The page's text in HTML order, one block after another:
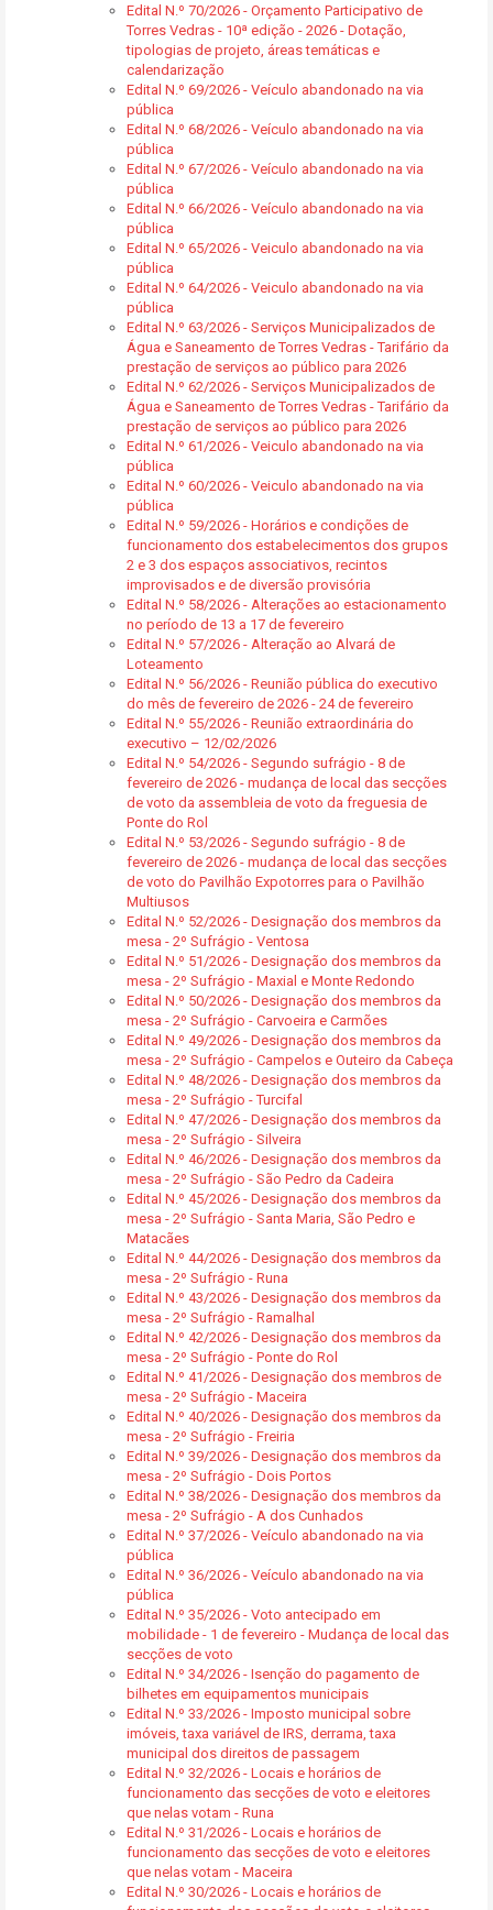
Edital N.º 70/2026 - Orçamento Participativo de
Torres Vedras - 10ª edição - 2026 - Dotação,
tipologias de projeto, áreas temáticas e
calendarização
Edital N.º 69/2026 - Veículo abandonado na via
pública
Edital N.º 68/2026 - Veículo abandonado na via
pública
Edital N.º 67/2026 - Veículo abandonado na via
pública
Edital N.º 66/2026 - Veículo abandonado na via
pública
Edital N.º 65/2026 - Veiculo abandonado na via
pública
Edital N.º 64/2026 - Veiculo abandonado na via
pública
Edital N.º 63/2026 - Serviços Municipalizados de
Água e Saneamento de Torres Vedras - Tarifário da
prestação de serviços ao público para 2026
Edital N.º 62/2026 - Serviços Municipalizados de
Água e Saneamento de Torres Vedras - Tarifário da
prestação de serviços ao público para 2026
Edital N.º 61/2026 - Veiculo abandonado na via
pública
Edital N.º 60/2026 - Veiculo abandonado na via
pública
Edital N.º 59/2026 - Horários e condições de
funcionamento dos estabelecimentos dos grupos
2 e 3 dos espaços associativos, recintos
improvisados e de diversão provisória
Edital N.º 58/2026 - Alterações ao estacionamento
no período de 13 a 17 de fevereiro
Edital N.º 57/2026 - Alteração ao Alvará de
Loteamento
Edital N.º 56/2026 - Reunião pública do executivo
do mês de fevereiro de 2026 - 24 de fevereiro
Edital N.º 55/2026 - Reunião extraordinária do
executivo – 12/02/2026
Edital N.º 54/2026 - Segundo sufrágio - 8 de
fevereiro de 2026 - mudança de local das secções
de voto da assembleia de voto da freguesia de
Ponte do Rol
Edital N.º 53/2026 - Segundo sufrágio - 8 de
fevereiro de 2026 - mudança de local das secções
de voto do Pavilhão Expotorres para o Pavilhão
Multiusos
Edital N.º 52/2026 - Designação dos membros da
mesa - 2º Sufrágio - Ventosa
Edital N.º 51/2026 - Designação dos membros da
mesa - 2º Sufrágio - Maxial e Monte Redondo
Edital N.º 50/2026 - Designação dos membros da
mesa - 2º Sufrágio - Carvoeira e Carmões
Edital N.º 49/2026 - Designação dos membros da
mesa - 2º Sufrágio - Campelos e Outeiro da Cabeça
Edital N.º 48/2026 - Designação dos membros da
mesa - 2º Sufrágio - Turcifal
Edital N.º 47/2026 - Designação dos membros da
mesa - 2º Sufrágio - Silveira
Edital N.º 46/2026 - Designação dos membros da
mesa - 2º Sufrágio - São Pedro da Cadeira
Edital N.º 45/2026 - Designação dos membros da
mesa - 2º Sufrágio - Santa Maria, São Pedro e
Matacães
Edital N.º 44/2026 - Designação dos membros da
mesa - 2º Sufrágio - Runa
Edital N.º 43/2026 - Designação dos membros da
mesa - 2º Sufrágio - Ramalhal
Edital N.º 42/2026 - Designação dos membros da
mesa - 2º Sufrágio - Ponte do Rol
Edital N.º 41/2026 - Designação dos membros de
mesa - 2º Sufrágio - Maceira
Edital N.º 40/2026 - Designação dos membros da
mesa - 2º Sufrágio - Freiria
Edital N.º 39/2026 - Designação dos membros da
mesa - 2º Sufrágio - Dois Portos
Edital N.º 38/2026 - Designação dos membros da
mesa - 2º Sufrágio - A dos Cunhados
Edital N.º 37/2026 - Veículo abandonado na via
pública
Edital N.º 36/2026 - Veículo abandonado na via
pública
Edital N.º 35/2026 - Voto antecipado em
mobilidade - 1 de fevereiro - Mudança de local das
secções de voto
Edital N.º 34/2026 - Isenção do pagamento de
bilhetes em equipamentos municipais
Edital N.º 33/2026 - Imposto municipal sobre
imóveis, taxa variável de IRS, derrama, taxa
municipal dos direitos de passagem
Edital N.º 32/2026 - Locais e horários de
funcionamento das secções de voto e eleitores
que nelas votam - Runa
Edital N.º 31/2026 - Locais e horários de
funcionamento das secções de voto e eleitores
que nelas votam - Maceira
Edital N.º 30/2026 - Locais e horários de